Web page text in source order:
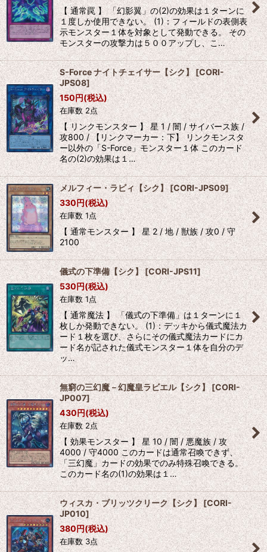
【 通常罠 】 「幻影翼」の(2)の効果は１ターンに
１度しか使用できない。 (1)：フィールドの表側表
示モンスター１体を対象として発動できる。 その
モンスターの攻撃力は５００アップし、こ…
S-Force ナイトチェイサー【シク】 [CORI-
JPS08]
150円(税込)
在庫数 2点
【 リンクモンスター 】 星 1 / 闇 / サイバース族 /
攻800 / 【リンクマーカー：下】 リンクモンスタ
ー以外の「S-Force」モンスター１体 このカード
名の(2)の効果は１…
メルフィー・ラビィ【シク】[CORI-JPS09]
330円(税込)
在庫数 1点
【 通常モンスター 】 星 2 / 地 / 獣族 / 攻0 / 守
2100
儀式の下準備【シク】[CORI-JPS11]
530円(税込)
在庫数 1点
【 通常魔法 】 「儀式の下準備」は１ターンに１
枚しか発動できない。 (1)：デッキから儀式魔法カ
ード１枚を選び、さらにその儀式魔法カードにカ
ード名が記された儀式モンスター１体を自分のデ
ッ…
無窮の三幻魔－幻魔皇ラビエル【シク】[CORI-
JP007]
430円(税込)
在庫数 2点
【 効果モンスター 】 星 10 / 闇 / 悪魔族 / 攻
4000 / 守4000 このカードは通常召喚できず、
「三幻魔」カードの効果でのみ特殊召喚できる。
このカード名の(1)の効果は１…
ウィスカ・ブリッツクリーク【シク】 [CORI-
JP010]
380円(税込)
在庫数 3点